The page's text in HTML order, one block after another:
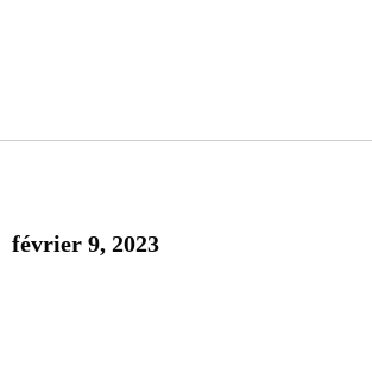
février 9, 2023